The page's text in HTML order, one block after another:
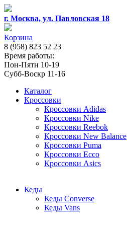
г. Москва, ул. Павловская 18
Корзина
8 (958) 823 52 23
Время работы:
Пон-Пятн 10-19
Субб-Воскр 11-16
Каталог
Кроссовки
Кроссовки Adidas
Кроссовки Nike
Кроссовки Reebok
Кроссовки New Balance
Кроссовки Puma
Кроссовки Ecco
Кроссовки Asics
Кеды
Кеды Converse
Кеды Vans